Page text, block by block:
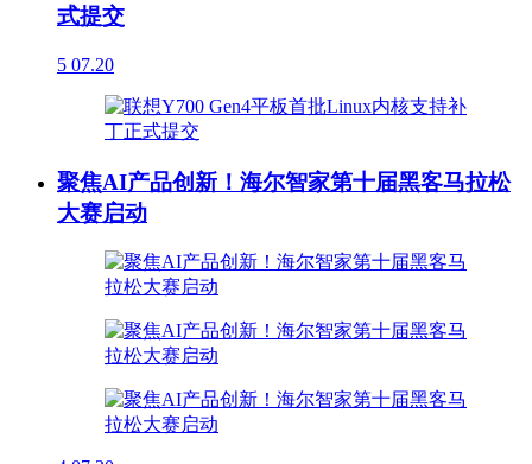
式提交
5 07.20
聚焦AI产品创新！海尔智家第十届黑客马拉松
大赛启动